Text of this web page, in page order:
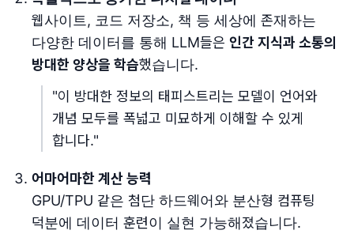
웹사이트, 코드 저장소, 책 등 세상에 존재하는
다양한 데이터를 통해 LLM들은 인간 지식과 소통의
방대한 양상을 학습했습니다.
"이 방대한 정보의 태피스트리는 모델이 언어와
개념 모두를 폭넓고 미묘하게 이해할 수 있게
합니다."
어마어마한 계산 능력
GPU/TPU 같은 첨단 하드웨어와 분산형 컴퓨팅
덕분에 데이터 훈련이 실현 가능해졌습니다.